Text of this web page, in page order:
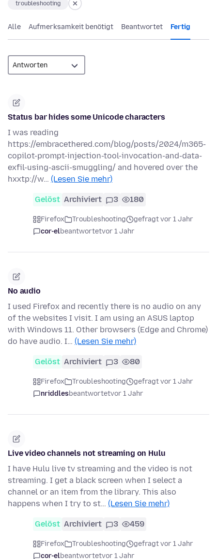
troubleshooting
Alle Aufmerksamkeit benötigt Beantwortet Fertig
Status bar hides some Unicode characters
I was reading
https://embracethered.com/blog/posts/2024/m365-
copilot-prompt-injection-tool-invocation-and-data-
exfil-using-ascii-smuggling/ and hovered over the
hxxtp://w… (Lesen Sie mehr)
Gelöst Archiviert 3 180
Firefox Troubleshooting
gefragt vor 1 Jahr
cor-elbeantwortetvor 1 Jahr
No audio
I used Firefox and recently there is no audio on any
of the websites I visit. I am using an ASUS laptop
with Windows 11. Other browsers (Edge and Chrome)
do have audio. I… (Lesen Sie mehr)
Gelöst Archiviert 3 80
Firefox Troubleshooting
gefragt vor 1 Jahr
nriddlesbeantwortetvor 1 Jahr
Live video channels not streaming on Hulu
I have Hulu live tv streaming and the video is not
streaming. I get a black screen when I select a
channel or an item from the library. This also
happens when I try to st… (Lesen Sie mehr)
Gelöst Archiviert 3 459
Firefox Troubleshooting
gefragt vor 1 Jahr
cor-elbeantwortetvor 1 Jahr